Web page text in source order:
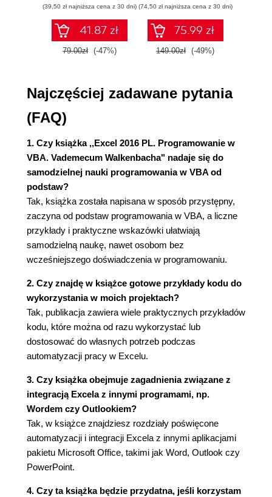
Czym jest aplikacja arkusza kalkulacyjnego? (31)
Etapy projektowania aplikacji (33)
Określanie wymagań użytkownika (33)
Planowanie aplikacji spełniającej wymagania
(37)
Dostosowywanie Wstążki do potrzeb
użytkownika (38)
Dostosowywanie menu podręcznego do
potrzeb użytkownika (38)
Tworzenie klawiszy skrótu (39)
Tworzenie niestandardowych okien
dialogowych (39)
Zastosowanie formantów ActiveX w arkuszu
(40)
Rozpoczęcie prac projektowych (42)
Zadania realizowane z myślą o końcowym
Testowanie aplikacji (43)
Uodpornianie aplikacji na błędy popełniane
przez użytkownika (45)
Nadawanie aplikacji przyjaznego, intuicyjnego
i estetycznego wyglądu (47)
Tworzenie systemu pomocy i dokumentacji
przeznaczonej dla użytkownika (48)
Dokumentowanie prac projektowych (48)
Przekazanie aplikacji użytkownikom (49)
Aktualizacja aplikacji (kiedy to konieczne)
Inne kwestie dotyczące projektowania (50)
Wersja Excela zainstalowana przez
Wersje językowe (50)
(39,50 zł najniższa cena z 30 dni)
41.87 zł
79.00zł (-47%)
(74,50 zł najniższa cena z 30 dni)
75.99 zł
149.00zł (-49%)
Najczęściej zadawane pytania
(FAQ)
1. Czy książka ,,Excel 2016 PL. Programowanie w
VBA. Vademecum Walkenbacha" nadaje się do
samodzielnej nauki programowania w VBA od
podstaw?
Tak, książka została napisana w sposób przystępny,
zaczyna od podstaw programowania w VBA, a liczne
przykłady i praktyczne wskazówki ułatwiają
samodzielną naukę, nawet osobom bez
wcześniejszego doświadczenia w programowaniu.
2. Czy znajdę w książce gotowe przykłady kodu do
wykorzystania w moich projektach?
Tak, publikacja zawiera wiele praktycznych przykładów
kodu, które można od razu wykorzystać lub
dostosować do własnych potrzeb podczas
automatyzacji pracy w Excelu.
3. Czy książka obejmuje zagadnienia związane z
integracją Excela z innymi programami, np.
Wordem czy Outlookiem?
Tak, w książce znajdziesz rozdziały poświęcone
automatyzacji i integracji Excela z innymi aplikacjami
pakietu Microsoft Office, takimi jak Word, Outlook czy
PowerPoint.
4. Czy ta książka będzie przydatna, jeśli korzystam